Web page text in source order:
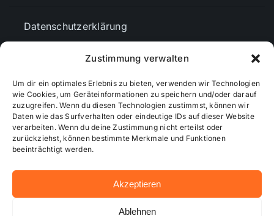
Zustimmung verwalten
Um dir ein optimales Erlebnis zu bieten, verwenden wir Technologien
wie Cookies, um Geräteinformationen zu speichern und/oder darauf
zuzugreifen. Wenn du diesen Technologien zustimmst, können wir
Daten wie das Surfverhalten oder eindeutige IDs auf dieser Website
verarbeiten. Wenn du deine Zustimmung nicht erteilst oder
zurückziehst, können bestimmte Merkmale und Funktionen
beeinträchtigt werden.
Akzeptieren
Ablehnen
Datenschutzerklärung
Cookie-Richtlinie (EU)
Mediendaten
© 2026 - Wiesbadenaktuell ...online besser informiert!